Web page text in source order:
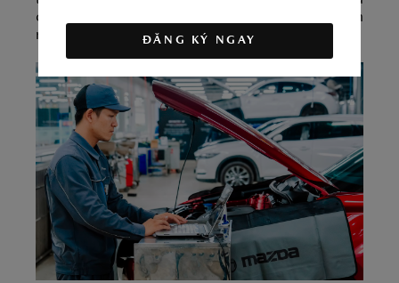
cầu sửa chữa của khách hàng với dịch vụ nhanh
nhất và chất lượng tốt nhất.
ĐĂNG KÝ NGAY